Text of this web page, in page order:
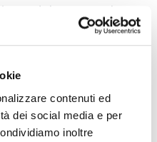
contenuti ed
dei social media e per
inoltre
del personale
anzi. Esso
capace